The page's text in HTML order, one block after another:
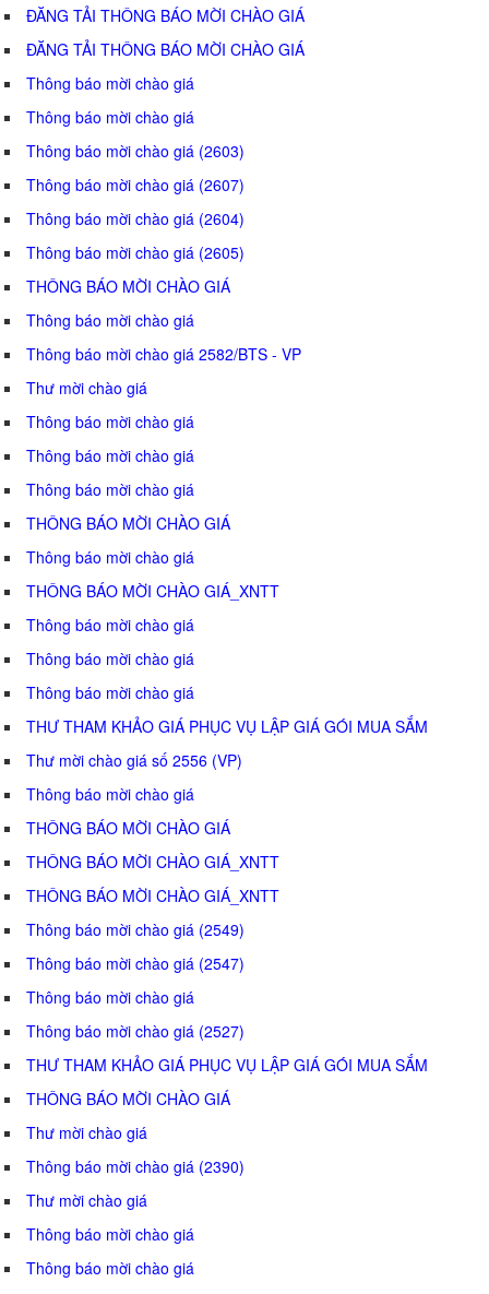
ĐĂNG TẢI THÔNG BÁO MỜI CHÀO GIÁ
ĐĂNG TẢI THÔNG BÁO MỜI CHÀO GIÁ
Thông báo mời chào giá
Thông báo mời chào giá
Thông báo mời chào giá (2603)
Thông báo mời chào giá (2607)
Thông báo mời chào giá (2604)
Thông báo mời chào giá (2605)
THÔNG BÁO MỜI CHÀO GIÁ
Thông báo mời chào giá
Thông báo mời chào giá 2582/BTS - VP
Thư mời chào giá
Thông báo mời chào giá
Thông báo mời chào giá
Thông báo mời chào giá
THÔNG BÁO MỜI CHÀO GIÁ
Thông báo mời chào giá
THÔNG BÁO MỜI CHÀO GIÁ_XNTT
Thông báo mời chào giá
Thông báo mời chào giá
Thông báo mời chào giá
THƯ THAM KHẢO GIÁ PHỤC VỤ LẬP GIÁ GÓI MUA SẮM
Thư mời chào giá số 2556 (VP)
Thông báo mời chào giá
THÔNG BÁO MỜI CHÀO GIÁ
THÔNG BÁO MỜI CHÀO GIÁ_XNTT
THÔNG BÁO MỜI CHÀO GIÁ_XNTT
Thông báo mời chào giá (2549)
Thông báo mời chào giá (2547)
Thông báo mời chào giá
Thông báo mời chào giá (2527)
THƯ THAM KHẢO GIÁ PHỤC VỤ LẬP GIÁ GÓI MUA SẮM
THÔNG BÁO MỜI CHÀO GIÁ
Thư mời chào giá
Thông báo mời chào giá (2390)
Thư mời chào giá
Thông báo mời chào giá
Thông báo mời chào giá